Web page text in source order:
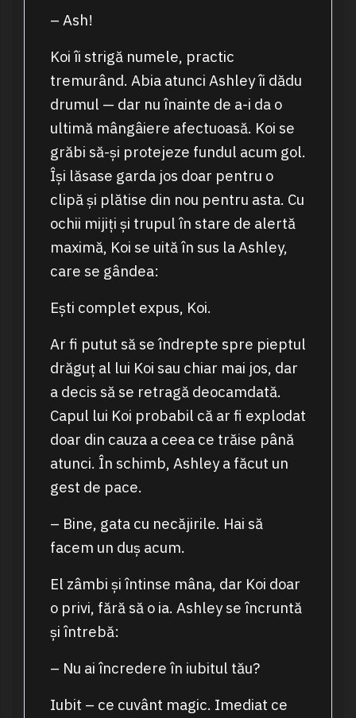
– Ash!
Koi îi strigă numele, practic
tremurând. Abia atunci Ashley îi dădu
drumul — dar nu înainte de a-i da o
ultimă mângâiere afectuoasă. Koi se
grăbi să-și protejeze fundul acum gol.
Își lăsase garda jos doar pentru o
clipă și plătise din nou pentru asta. Cu
ochii mijiți și trupul în stare de alertă
maximă, Koi se uită în sus la Ashley,
care se gândea:
Ești complet expus, Koi.
Ar fi putut să se îndrepte spre pieptul
drăguț al lui Koi sau chiar mai jos, dar
a decis să se retragă deocamdată.
Capul lui Koi probabil că ar fi explodat
doar din cauza a ceea ce trăise până
atunci. În schimb, Ashley a făcut un
gest de pace.
– Bine, gata cu necăjirile. Hai să
facem un duș acum.
El zâmbi și întinse mâna, dar Koi doar
o privi, fără să o ia. Ashley se încruntă
și întrebă:
– Nu ai încredere în iubitul tău?
Iubit – ce cuvânt magic. Imediat ce